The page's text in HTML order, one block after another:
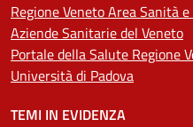
Regione Veneto Area Sanità
Aziende Sanitarie del Veneto
Portale della Salute Regione
Università di Padova
TEMI IN EVIDENZA